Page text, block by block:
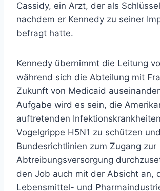
Cassidy, ein Arzt, der als
nachdem er Kennedy zu seiner
befragt hatte.
Kennedy übernimmt die Leitung
während sich die Abteilung mit
Zukunft von Medicaid
Aufgabe wird es sein, die
auftretenden
Vogelgrippe H5N1 zu schützen
Bundesrichtlinien zum Zugang zur
Abtreibungsversorgung
den Job auch mit der Absicht an,
Lebensmittel- und